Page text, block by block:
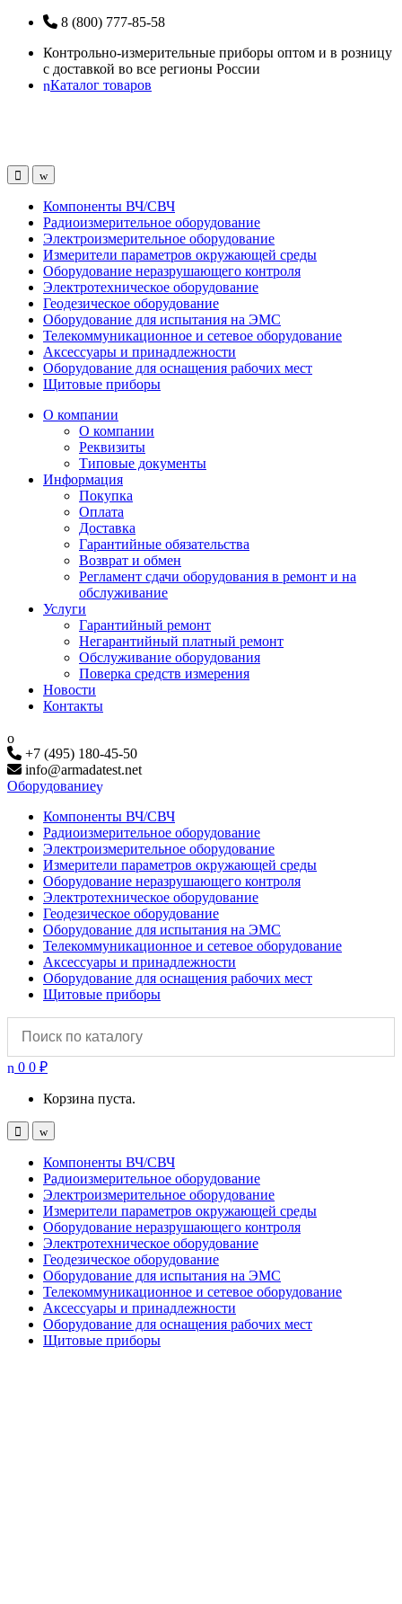
Перейти
навигации
Перейти
содержанию
8 (800) 777-85-58
Контрольно-измерительные приборы оптом и в розницу
с доставкой во все регионы России
Каталог товаров
OpenClose
Компоненты ВЧ/СВЧ
Радиоизмерительное оборудование
Электроизмерительное оборудование
Измерители параметров окружающей среды
Оборудование неразрушающего контроля
Электротехническое оборудование
Геодезическое оборудование
Оборудование для испытания на ЭМС
Телекоммуникационное и сетевое оборудование
Аксессуары и принадлежности
Оборудование для оснащения рабочих мест
Щитовые приборы
О компании
О компании
Реквизиты
Типовые документы
Информация
Покупка
Оплата
Доставка
Гарантийные обязательства
Возврат и обмен
Регламент сдачи оборудования в ремонт и на
обслуживание
Услуги
Гарантийный ремонт
Негарантийный платный ремонт
Обслуживание оборудования
Поверка средств измерения
Новости
Контакты
+7 (495) 180-45-50
info@armadatest.net
Оборудование
Компоненты ВЧ/СВЧ
Радиоизмерительное оборудование
Электроизмерительное оборудование
Измерители параметров окружающей среды
Оборудование неразрушающего контроля
Электротехническое оборудование
Геодезическое оборудование
Оборудование для испытания на ЭМС
Телекоммуникационное и сетевое оборудование
Аксессуары и принадлежности
Оборудование для оснащения рабочих мест
Щитовые приборы
0 0 ₽
Корзина пуста.
OpenClose
Компоненты ВЧ/СВЧ
Радиоизмерительное оборудование
Электроизмерительное оборудование
Измерители параметров окружающей среды
Оборудование неразрушающего контроля
Электротехническое оборудование
Геодезическое оборудование
Оборудование для испытания на ЭМС
Телекоммуникационное и сетевое оборудование
Аксессуары и принадлежности
Оборудование для оснащения рабочих мест
Щитовые приборы